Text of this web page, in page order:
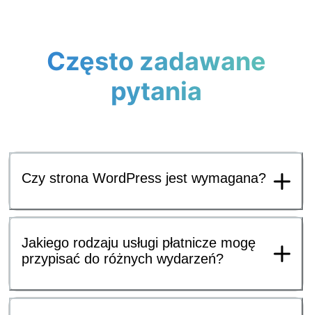
Często zadawane
pytania
Czy strona WordPress jest wymagana?
Jakiego rodzaju usługi płatnicze mogę
przypisać do różnych wydarzeń?